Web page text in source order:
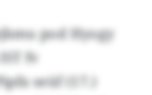
pod Hyogy
fv
seüf (17.)